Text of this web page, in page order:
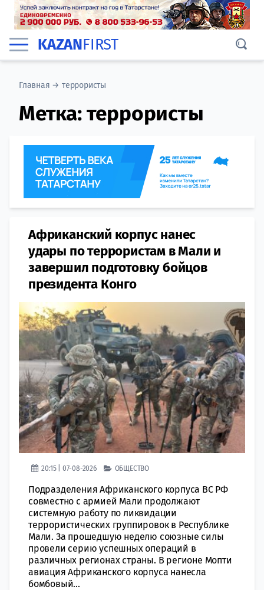
KAZANFIRST
Главная →террористы
Метка:террористы
Африканский корпус нанес
удары по террористам в Мали и
завершил подготовку бойцов
президента Конго
20:15 | 07-08-2026 ОБЩЕСТВО
Подразделения Африканского корпуса ВС РФ
совместно с армией Мали продолжают
системную работу по ликвидации
террористических группировок в Республике
Мали. За прошедшую неделю союзные силы
провели серию успешных операций в
различных регионах страны. В регионе Мопти
авиация Африканского корпуса нанесла
бомбовый...